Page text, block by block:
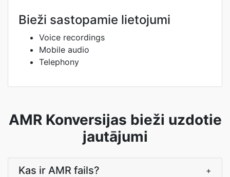
Bieži sastopamie lietojumi
Voice recordings
Mobile audio
Telephony
AMR Konversijas bieži uzdotie
jautājumi
Kas ir AMR fails? +